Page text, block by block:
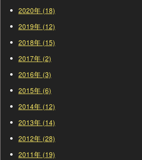
2020年 (18)
2019年 (12)
2018年 (15)
2017年 (2)
2016年 (3)
2015年 (6)
2014年 (12)
2013年 (14)
2012年 (28)
2011年 (19)